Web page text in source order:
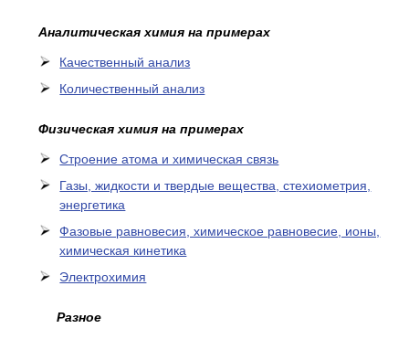
Аналитическая химия на примерах
Качественный анализ
Количественный анализ
Физическая химия на примерах
Cтроение атома и химическая связь
Газы, жидкости и твердые вещества, стехиометрия,
энергетика
Фазовые равновесия, химическое равновесие, ионы,
химическая кинетика
Электрохимия
Разное